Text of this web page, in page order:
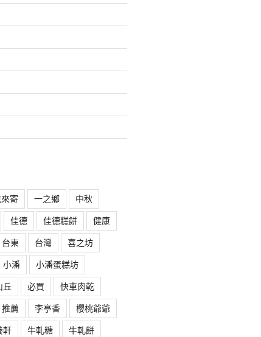
寄 一之鄉
中秋
佳德 佳德糕餅
健康
台東 台灣
喜之坊
小潘
小潘蛋糕坊
丘 必買
快車肉乾
推薦 李亭香
櫻桃爺爺
軒 牛軋糖
牛軋餅